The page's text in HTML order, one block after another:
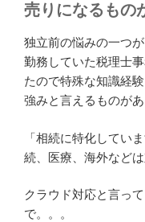
売りになるもの
独立前の悩みの一つ
勤務していた税理士
たので特殊な知識経験
強みと言えるものがあ
「相続に特化してい
続、医療、海外などは
クラウド対応と言っ
で。。。